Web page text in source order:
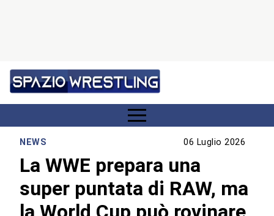
NEWS 06 Luglio 2026
La WWE prepara una
super puntata di RAW, ma